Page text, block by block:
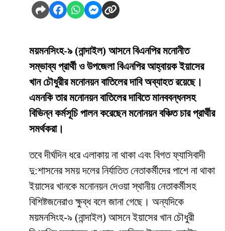
ময়মনসিংহ-৯ (নান্দাইল) আসনে বিএনপির মনোনীত
সম্ভাব্য প্রার্থী ও উপজেলা বিএনপির আহ্বায়ক ইয়াসের
খান চৌধুরীর মনোনয়ন বাতিলের দাবি অব্যাহত রয়েছে।
এমনকি তার মনোনয়ন বাতিলের দাবিতে মানববন্ধনসহ
বিভিন্ন কর্মসূচি পালন করেছেন মনোনয়ন বঞ্চিত চার প্রার্থীর
সমর্থকরা।
তবে দীর্ঘদিন ধরে এলাকায় না থাকা এবং বিগত ফ্যাসিবাদী
দু:শাসনের সময় দলের নির্যাতিত নেতাকর্মীদের পাশে না থাকা
ইয়াসের খানকে মনোনয়ন দেওয়া স্থানীয় নেতাকর্মীসহ
বিশিষ্টজনেরাও ক্ষুব্ধ বলে জানা গেছে। অন্যদিকে
ময়মনসিংহ-৯ (নান্দাইল) আসনে ইয়াসের খান চৌধুরী